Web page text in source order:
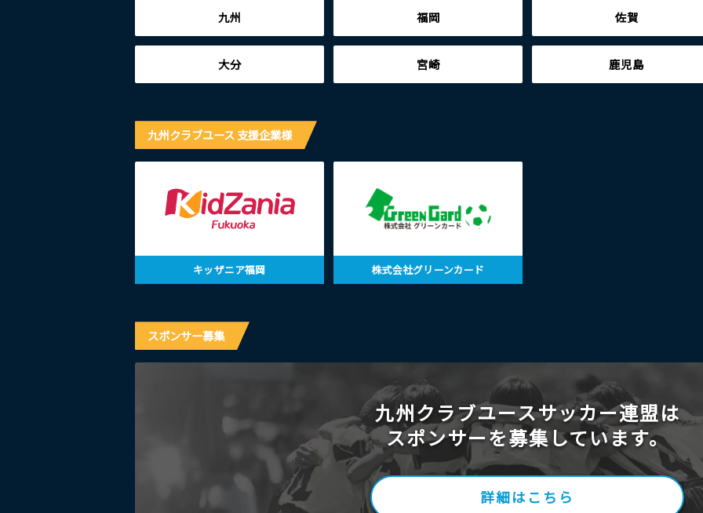
九州 福岡 佐賀
大分 宮崎 鹿児島
九州クラブユース 支援企業様
キッザニア福岡 株式会社グリーンカード
スポンサー募集
九州クラブユースサッカー連盟は
スポンサーを募集しています。
詳細はこちら